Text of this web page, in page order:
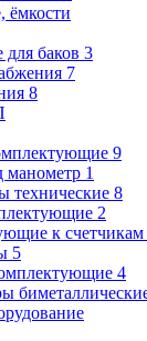
ёмкости
баков 3
7
8
9
манометр 1
технические 8
2
к
5
4